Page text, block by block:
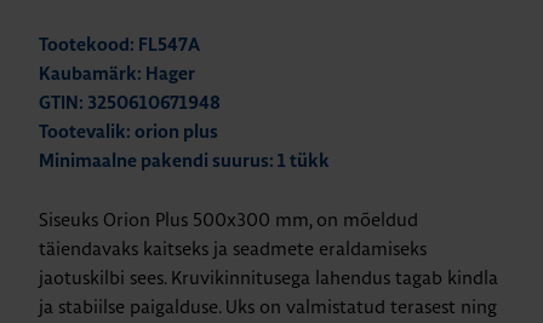
Tootekood: FL547A
Kaubamärk: Hager
GTIN: 3250610671948
Tootevalik: orion plus
Minimaalne pakendi suurus: 1 tükk
Siseuks Orion Plus 500x300 mm, on mõeldud
täiendavaks kaitseks ja seadmete eraldamiseks
jaotuskilbi sees. Kruvikinnitusega lahendus tagab kindla
ja stabiilse paigalduse. Uks on valmistatud terasest ning